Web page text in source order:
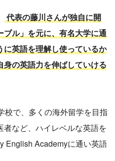
代表の藤川さんが独自に開
ル」を元に、有名大学に通
に英語を理解し使っているか
の英語力を伸ばしていける
校で、多くの海外留学を目指
など、ハイレベルな英語を
English Academyに通い英語